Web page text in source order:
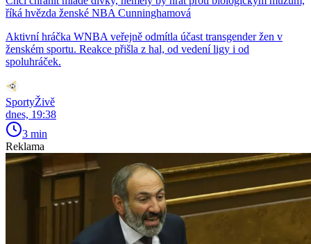
říká hvězda ženské NBA Cunninghamová
Aktivní hráčka WNBA veřejně odmítla účast transgender žen v
ženském sportu. Reakce přišla z hal, od vedení ligy i od
spoluhráček.
SportyŽivě
dnes, 19:38
3 min
Reklama